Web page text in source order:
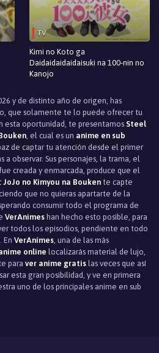
TV
Kimi no Koto ga
Daidaidaidaidaisuki na 100-nin no
Kanojo
y de distinto año de origen, has
que solamente te lo puede ofrecer tu
esta oportunidad, te presentamos Steel
, el cual es un anime en sub
de captar tu atención desde el primer
observar. Sus personajes, la trama, el
creada y enmarcada, produce que el
JoJo no Kimyou na Bouken te capte
que no quieras apartarte de la
consumir todo el programa de
VerAnimes han hecho esto posible, para
todos los episodios, pendiente en todo
En VerAnimes , una de las más
online localizarás material de lujo,
para ver anime gratis las veces que así
esta gran posibilidad, y ve en primera
uno de los principales anime en sub